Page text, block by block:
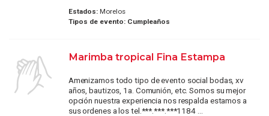
Estados:Morelos
Tipos de evento: Cumpleaños
Marimba tropical Fina Estampa
Amenizamos todo tipo de evento social bodas, xv
años, bautizos, 1a. Comunión, etc. Somos su mejor
opción nuestra experiencia nos respalda estamos a
sus ordenes a los tel.***.***.***1184 ...